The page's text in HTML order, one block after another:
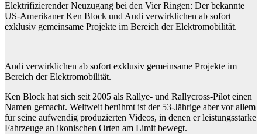
Elektrifizierender Neuzugang bei den Vier Ringen: Der bekannte
US-Amerikaner Ken Block und Audi verwirklichen ab sofort
exklusiv gemeinsame Projekte im Bereich der Elektromobilität.
Audi verwirklichen ab sofort exklusiv gemeinsame Projekte im
Bereich der Elektromobilität.
Ken Block hat sich seit 2005 als Rallye- und Rallycross-Pilot einen
Namen gemacht. Weltweit berühmt ist der 53-Jährige aber vor allem
für seine aufwendig produzierten Videos, in denen er leistungsstarke
Fahrzeuge an ikonischen Orten am Limit bewegt.